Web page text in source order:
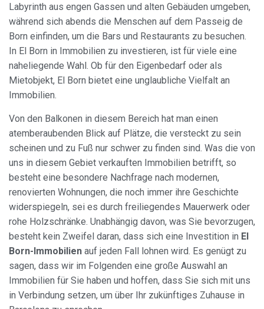
Labyrinth aus engen Gassen und alten Gebäuden umgeben,
während sich abends die Menschen auf dem Passeig de
Born einfinden, um die Bars und Restaurants zu besuchen.
In El Born in Immobilien zu investieren, ist für viele eine
naheliegende Wahl. Ob für den Eigenbedarf oder als
Mietobjekt, El Born bietet eine unglaubliche Vielfalt an
Immobilien.
Von den Balkonen in diesem Bereich hat man einen
atemberaubenden Blick auf Plätze, die versteckt zu sein
scheinen und zu Fuß nur schwer zu finden sind. Was die von
uns in diesem Gebiet verkauften Immobilien betrifft, so
besteht eine besondere Nachfrage nach modernen,
renovierten Wohnungen, die noch immer ihre Geschichte
widerspiegeln, sei es durch freiliegendes Mauerwerk oder
rohe Holzschränke. Unabhängig davon, was Sie bevorzugen,
besteht kein Zweifel daran, dass sich eine Investition in El
Born-Immobilien auf jeden Fall lohnen wird. Es genügt zu
sagen, dass wir im Folgenden eine große Auswahl an
Immobilien für Sie haben und hoffen, dass Sie sich mit uns
in Verbindung setzen, um über Ihr zukünftiges Zuhause in